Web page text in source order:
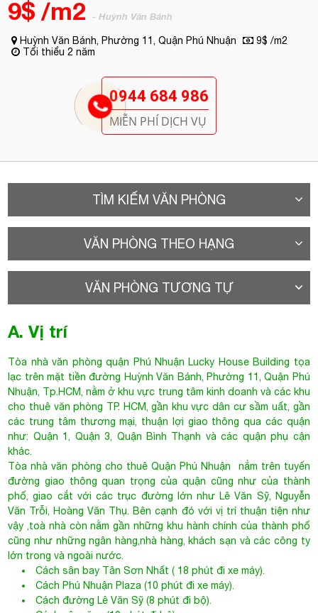
TÌM KIẾM VĂN PHÒNG
VĂN PHÒNG THEO HẠNG
VĂN PHÒNG TƯƠNG TỰ
Tòa nhà văn phòng quận Phú NhuậnLucky House Building
lạc trên mặt tiền đường Huỳnh Văn Bánh , Phường 11, Quận Phú
cho thuê văn phòng TP. HCM, gần khu vực dân cư sầm uất, gần
các trung tâm thương mại, thuận lợi giao thông qua các quận
khác.
Tòa nhà văn phòng cho thuê Quận Phú Nhuận
đường giao thông quan trọng của quận cũng như của thành
phố, giao cắt với các trục đường lớn như Lê Văn Sỹ, Nguyễn
Văn Trỗi, Hoàng Văn Thụ. Bên cạnh đó với vị trí thuận tiện như
vậy ,toà nhà còn nằm gần những khu hành chính của thành phố
cũng như những ngân hàng,nhà hàng, khách sạn và các công ty
lớn trong và ngoài nước.
Cách sân bay Tân Sơn Nhất ( 18 phút đi xe máy).
Cách Phú Nhuận Plaza (10 phút đi xe máy).
Cách đường Lê Văn Sỹ (8 phút đi bộ).
Cách cây xăng (10 phút đi bộ).
Cách ngã 4 Nguyễn Văn Trỗi - Huỳnh Văn Bánh (5 phút đi
xe máy).
Tham khảo thêm những cao ốc văn phòng cùng tuyến đường
HUỲNH VĂN BÁNH
KINH LUÂN 2 BUILDINGHuỳnh Văn Bánh, Phường 11, Quận
Phú Nhuận